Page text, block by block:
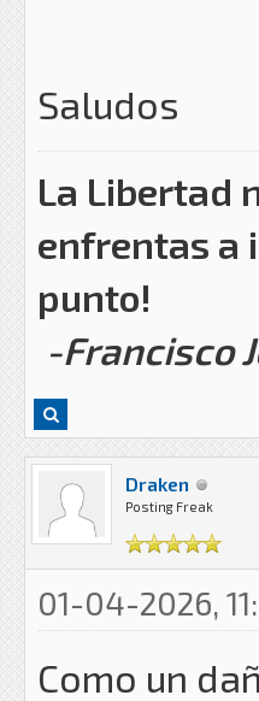
Saludos
La Libertad
enfrentas a
punto!
-Francisco
Draken
Posting Freak
01-04-2026,
Como un